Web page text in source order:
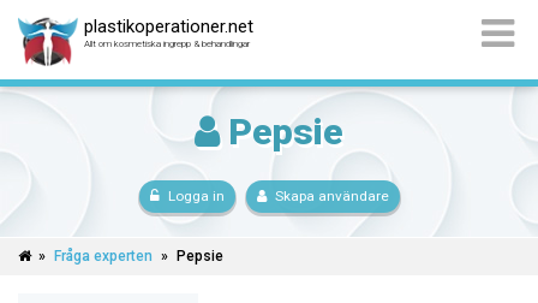
plastikoperationer.net
Allt om kosmetiska ingrepp & behandlingar
Pepsie
Logga in Skapa användare
» Fråga experten » Pepsie